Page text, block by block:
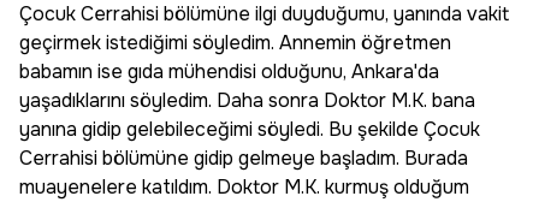
Çocuk Cerrahisi bölümüne ilgi duyduğumu, yanında vakit
geçirmek istediğimi söyledim. Annemin öğretmen
babamın ise gıda mühendisi olduğunu, Ankara'da
yaşadıklarını söyledim. Daha sonra Doktor M.K. bana
yanına gidip gelebileceğimi söyledi. Bu şekilde Çocuk
Cerrahisi bölümüne gidip gelmeye başladım. Burada
muayenelere katıldım. Doktor M.K. kurmuş olduğum